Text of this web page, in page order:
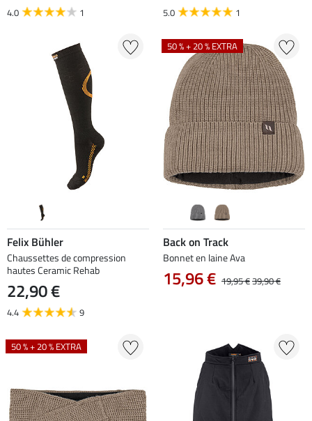
4.0
1 5.0 1
Felix Bühler
Chaussettes de compression
hautes Ceramic Rehab
22,90 €
4.4 9
50 % + 20 % EXTRA
Back on Track
Bonnet en laine Ava
15,96 € 19,95 €39,90 €
50 % + 20 % EXTRA